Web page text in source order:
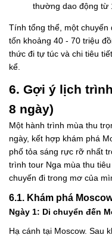
thường dao động từ
Tính tổng thể, một chuyến
tốn khoảng 40 - 70 triệu
thức đi tự túc và chi tiêu
kể.
6. Gợi ý lịch
8 ngày)
Một hành trình mùa thu
ngày, kết hợp khám phá
phố tỏa sáng rực rỡ nhất
trình tour Nga mùa thu
chuyến đi trong mơ của
6.1. Khám phá
Ngày 1: Di chuyển đến
Hạ cánh tại Moscow. Sau